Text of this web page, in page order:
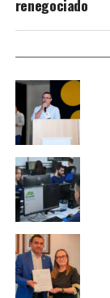
renegociado